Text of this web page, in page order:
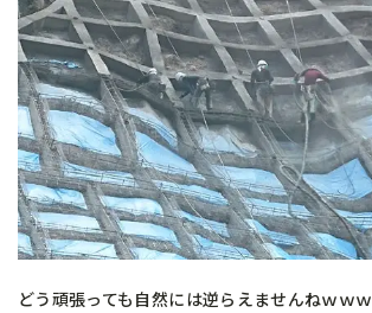
どう頑張っても自然には逆らえませんねｗｗｗ